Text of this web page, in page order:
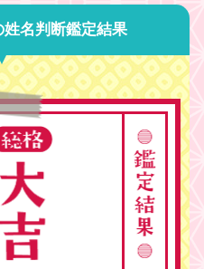
姓名判断鑑定結果